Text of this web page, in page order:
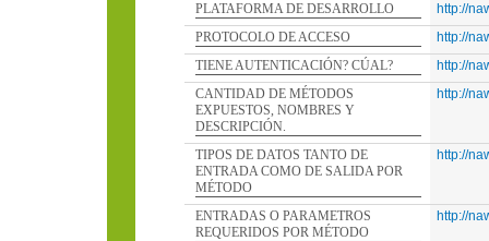
PLATAFORMA DE DESARROLLO
http://
PROTOCOLO DE ACCESO
http://
TIENE AUTENTICACIÓN? CÚAL?
http://
CANTIDAD DE MÉTODOS
EXPUESTOS, NOMBRES Y
DESCRIPCIÓN.
http://
TIPOS DE DATOS TANTO DE
ENTRADA COMO DE SALIDA POR
MÉTODO
http://
ENTRADAS O PARAMETROS
REQUERIDOS POR MÉTODO
http://